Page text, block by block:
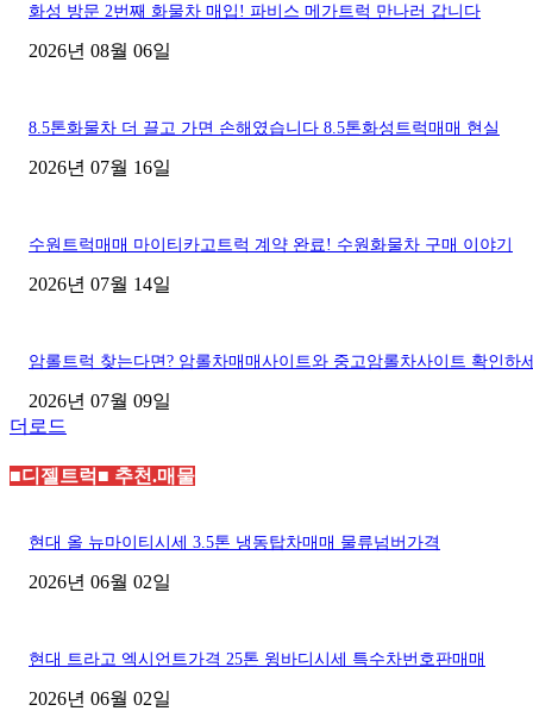
화성 방문 2번째 화물차 매입! 파비스 메가트럭 만나러 갑니다
2026년 08월 06일
8.5톤화물차 더 끌고 가면 손해였습니다 8.5톤화성트럭매매 현실
2026년 07월 16일
수원트럭매매 마이티카고트럭 계약 완료! 수원화물차 구매 이야기
2026년 07월 14일
암롤트럭 찾는다면? 암롤차매매사이트와 중고암롤차사이트 확인하
2026년 07월 09일
더로드
■디젤트럭■ 추천.매물
현대 올 뉴마이티시세 3.5톤 냉동탑차매매 물류넘버가격
2026년 06월 02일
현대 트라고 엑시언트가격 25톤 윙바디시세 특수차번호판매매
2026년 06월 02일